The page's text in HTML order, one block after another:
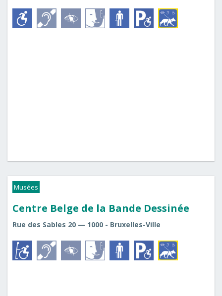
Musées
Centre Belge de la Bande Dessinée
Rue des Sables 20 — 1000 - Bruxelles-Ville